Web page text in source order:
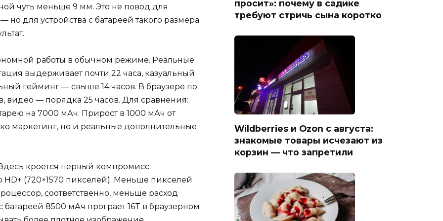
чуть меньше 9 мм. Это не повод для
но для устройства с батареей такого размера
работы в обычном режиме. Реальные
выдерживает почти 22 часа, казуальный
гейминг — свыше 14 часов. В браузере по
видео — порядка 25 часов. Для сравнения:
на 7000 мАч. Прирост в 1000 мАч от
маркетинг, но и реальные дополнительные
кроется первый компромисс:
HD+ (720×1570 пикселей). Меньше пикселей
соответственно, меньше расход
батареей 8500 мАч програет 16T в браузерном
просит»: почему в садике
требуют стричь сына коротко
Wildberries и Ozon с августа:
знакомые товары исчезают из
корзин — что запретили